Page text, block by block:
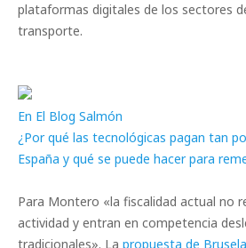
plataformas digitales de los sectores
transporte.
En El Blog Salmón
¿Por qué las tecnológicas pagan tan
España y qué se puede hacer para
Para Montero «la fiscalidad actual no
actividad y entran en competencia
tradicionales». La propuesta de